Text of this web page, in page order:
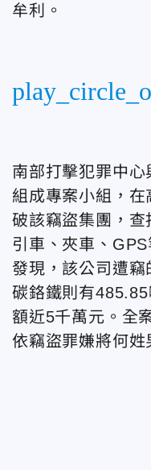
牟利。
南部打擊犯罪中
組成專案小組，
破該竊盜集團，
引車、夾車、
發現，該公司遭
碳鉻鐵則有
額近5千萬元。全
依竊盜罪嫌將何姓